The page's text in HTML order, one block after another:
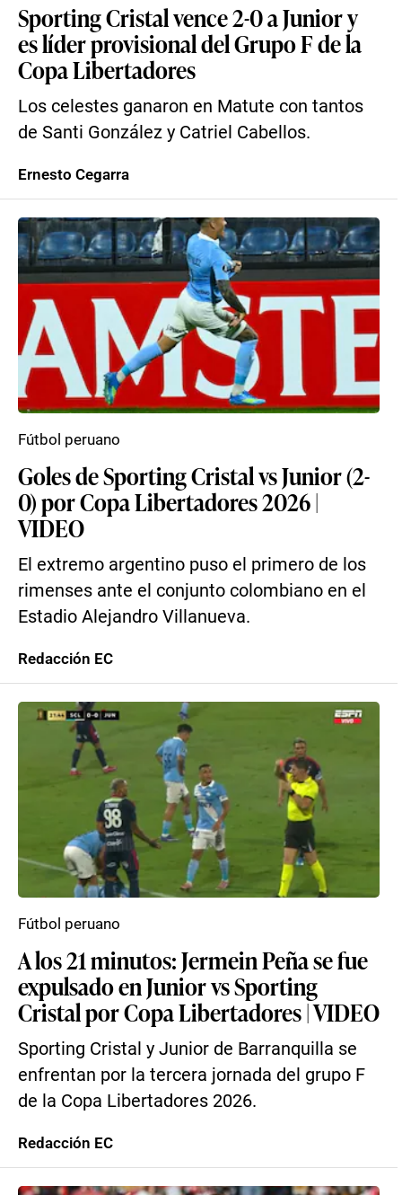
Sporting Cristal vence 2-0 a Junior y
es líder provisional del Grupo F de la
Copa Libertadores
Los celestes ganaron en Matute con tantos
de Santi González y Catriel Cabellos.
Ernesto Cegarra
Goles de Sporting Cristal vs Junior (2-
0) por Copa Libertadores 2026 |
VIDEO
El extremo argentino puso el primero de los
rimenses ante el conjunto colombiano en el
Estadio Alejandro Villanueva.
Fútbol peruano
Redacción EC
A los 21 minutos: Jermein Peña se fue
expulsado en Junior vs Sporting
Cristal por Copa Libertadores | VIDEO
Sporting Cristal y Junior de Barranquilla se
enfrentan por la tercera jornada del grupo F
de la Copa Libertadores 2026.
Fútbol peruano
Redacción EC